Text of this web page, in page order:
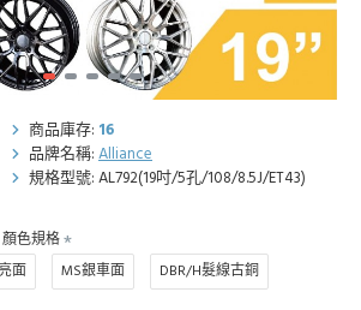
商品庫存: 16
品牌名稱: Alliance
規格型號: AL792(19吋/5孔/108/8.5J/ET43)
色規格
面 MS銀車面 DBR/H髮線古銅